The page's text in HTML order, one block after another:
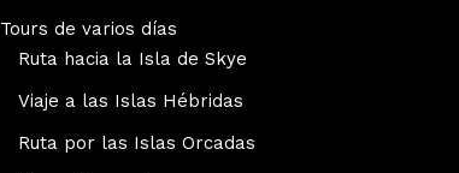
Tours de varios días
Ruta hacia la Isla de Skye
Viaje a las Islas Hébridas
Ruta por las Islas Orcadas